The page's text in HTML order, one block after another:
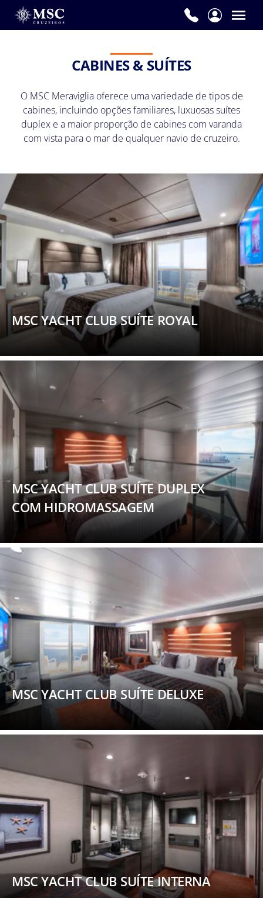
CABINES & SUÍTES
O MSC Meraviglia oferece uma variedade de tipos de
cabines, incluindo opções familiares, luxuosas suítes
duplex e a maior proporção de cabines com varanda
com vista para o mar de qualquer navio de cruzeiro.
MSC YACHT CLUB SUÍTE ROYAL
MSC YACHT CLUB SUÍTE DUPLEX
COM HIDROMASSAGEM
MSC YACHT CLUB SUÍTE DELUXE
MSC YACHT CLUB SUÍTE INTERNA